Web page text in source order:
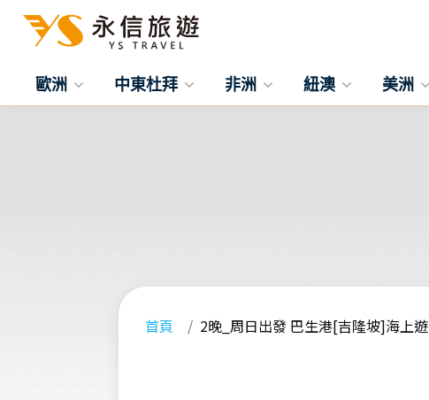
歐洲 中東杜拜 非洲 紐澳 美洲
首頁 2晚_周日出發 巴生港[吉隆坡]海上遊